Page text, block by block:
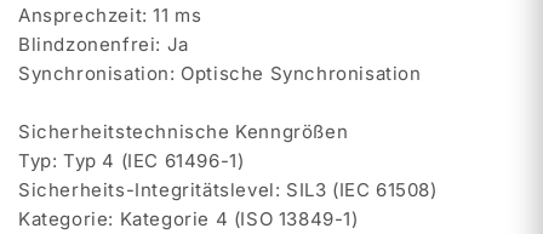
Ansprechzeit: 11 ms
Blindzonenfrei: Ja
Synchronisation: Optische Synchronisation
Sicherheitstechnische Kenngrößen
Typ: Typ 4 (IEC 61496-1)
Sicherheits-Integritätslevel: SIL3 (IEC 61508)
Kategorie: Kategorie 4 (ISO 13849-1)